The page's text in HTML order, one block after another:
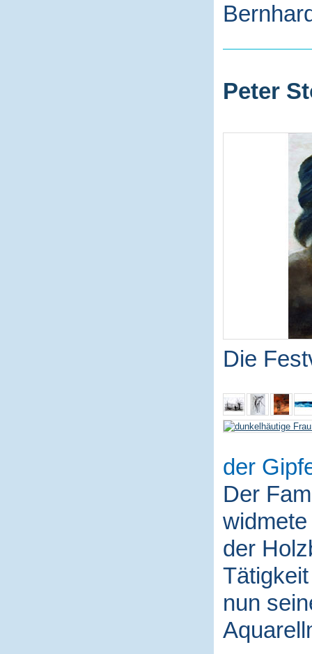
Peter
Die
der
Der
der
nun